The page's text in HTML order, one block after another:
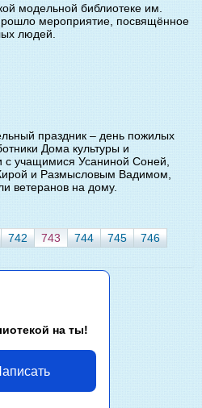
модельной библиотеке им.
мероприятие, посвящённое
людей.
праздник – день пожилых
Дома культуры и
с учащимися Усаниной Соней,
и Размысловым Вадимом,
ветеранов на дому.
742 743 744 745
746
на ты!